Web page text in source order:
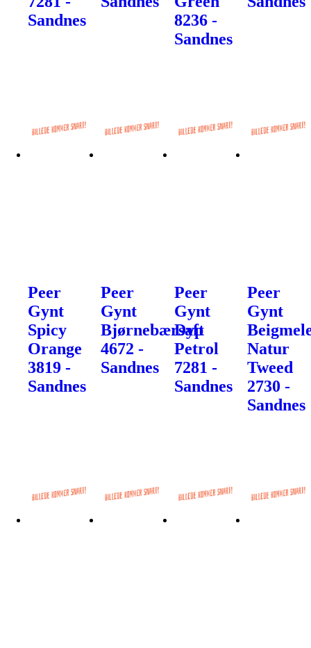
Sandnes
8236 -
Sandnes
Peer
Gynt
Spicy
Orange
3819 -
Sandnes
Peer
Gynt
Bjørnebærsaft
4672 -
Sandnes
Peer
Gynt
Dyp
Petrol
7281 -
Sandnes
Peer
Gynt
Natur
Tweed
2730 -
Sandnes